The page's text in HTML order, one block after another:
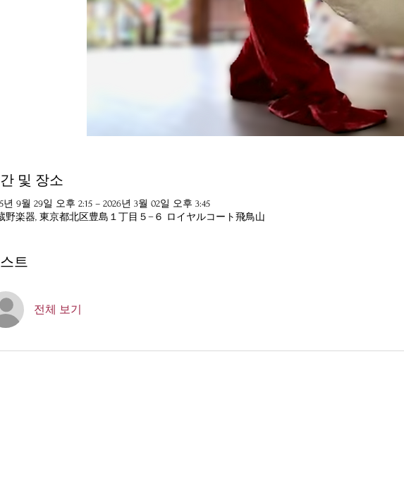
및 장소
년 9월 29일 오후 2:15 – 2026년 3월 02일 오후 3:45
野楽器, 東京都北区豊島１丁目５−６ ロイヤルコート飛鳥山
트
전체 보기